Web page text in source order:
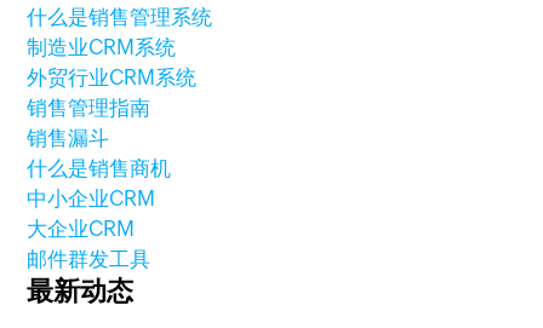
什么是销售管理系统
制造业CRM系统
外贸行业CRM系统
销售管理指南
销售漏斗
什么是销售商机
中小企业CRM
大企业CRM
邮件群发工具
最新动态